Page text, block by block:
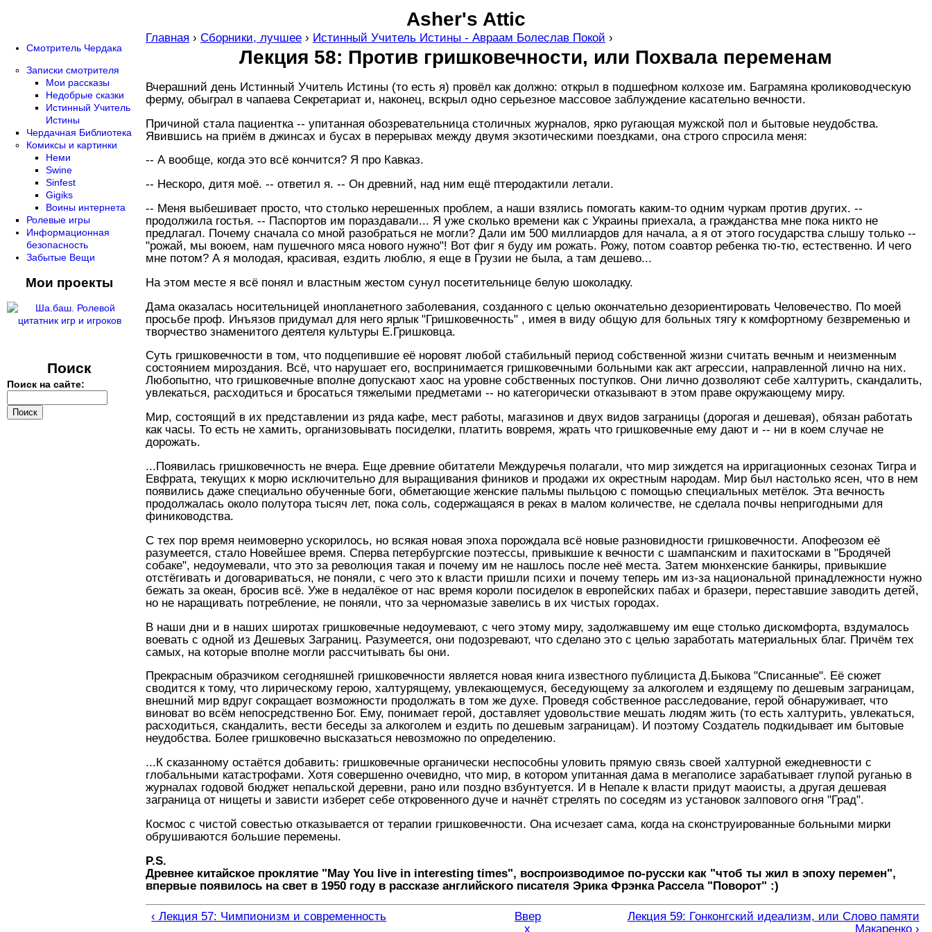
Asher's Attic
Главная › Сборники, лучшее › Истинный Учитель Истины - Авраам Болеслав Покой ›
Лекция 58: Против гришковечности, или Похвала переменам
Вчерашний день Истинный Учитель Истины (то есть я) провёл как должно: открыл в подшефном колхозе им. Баграмяна кролиководческую
ферму, обыграл в чапаева Секретариат и, наконец, вскрыл одно серьезное массовое заблуждение касательно вечности.
Причиной стала пациентка -- упитанная обозревательница столичных журналов, ярко ругающая мужской пол и бытовые неудобства.
Явившись на приём в джинсах и бусах в перерывах между двумя экзотическими поездками, она строго спросила меня:
-- А вообще, когда это всё кончится? Я про Кавказ.
-- Нескоро, дитя моё. -- ответил я. -- Он древний, над ним ещё птеродактили летали.
-- Меня выбешивает просто, что столько нерешенных проблем, а наши взялись помогать каким-то одним чуркам против других. --
продолжила гостья. -- Паспортов им пораздавали... Я уже сколько времени как с Украины приехала, а гражданства мне пока никто не
предлагал. Почему сначала со мной разобраться не могли? Дали им 500 миллиардов для начала, а я от этого государства слышу только --
"рожай, мы воюем, нам пушечного мяса нового нужно"! Вот фиг я буду им рожать. Рожу, потом соавтор ребенка тю-тю, естественно. И чего
мне потом? А я молодая, красивая, ездить люблю, я еще в Грузии не была, а там дешево...
На этом месте я всё понял и властным жестом сунул посетительнице белую шоколадку.
Дама оказалась носительницей инопланетного заболевания, созданного с целью окончательно дезориентировать Человечество. По моей
просьбе проф. Инъязов придумал для него ярлык "Гришковечность" , имея в виду общую для больных тягу к комфортному безвременью и
творчество знаменитого деятеля культуры Е.Гришковца.
Суть гришковечности в том, что подцепившие её норовят любой стабильный период собственной жизни считать вечным и неизменным
состоянием мироздания. Всё, что нарушает его, воспринимается гришковечными больными как акт агрессии, направленной лично на них.
Любопытно, что гришковечные вполне допускают хаос на уровне собственных поступков. Они лично дозволяют себе халтурить, скандалить,
увлекаться, расходиться и бросаться тяжелыми предметами -- но категорически отказывают в этом праве окружающему миру.
Мир, состоящий в их представлении из ряда кафе, мест работы, магазинов и двух видов заграницы (дорогая и дешевая), обязан работать
как часы. То есть не хамить, организовывать посиделки, платить вовремя, жрать что гришковечные ему дают и -- ни в коем случае не
дорожать.
...Появилась гришковечность не вчера. Еще древние обитатели Междуречья полагали, что мир зиждется на ирригационных сезонах Тигра и
Евфрата, текущих к морю исключительно для выращивания фиников и продажи их окрестным народам. Мир был настолько ясен, что в нем
появились даже специально обученные боги, обметающие женские пальмы пыльцою с помощью специальных метёлок. Эта вечность
продолжалась около полутора тысяч лет, пока соль, содержащаяся в реках в малом количестве, не сделала почвы непригодными для
финиководства.
С тех пор время неимоверно ускорилось, но всякая новая эпоха порождала всё новые разновидности гришковечности. Апофеозом её
разумеется, стало Новейшее время. Сперва петербургские поэтессы, привыкшие к вечности с шампанским и пахитосками в "Бродячей
собаке", недоумевали, что это за революция такая и почему им не нашлось после неё места. Затем мюнхенские банкиры, привыкшие
отстёгивать и договариваться, не поняли, с чего это к власти пришли психи и почему теперь им из-за национальной принадлежности нужно
бежать за океан, бросив всё. Уже в недалёкое от нас время короли посиделок в европейских пабах и бразери, переставшие заводить детей,
но не наращивать потребление, не поняли, что за черномазые завелись в их чистых городах.
В наши дни и в наших широтах гришковечные недоумевают, с чего этому миру, задолжавшему им еще столько дискомфорта, вздумалось
воевать с одной из Дешевых Заграниц. Разумеется, они подозревают, что сделано это с целью заработать материальных благ. Причём тех
самых, на которые вполне могли рассчитывать бы они.
Прекрасным образчиком сегодняшней гришковечности является новая книга известного публициста Д.Быкова "Списанные". Её сюжет
сводится к тому, что лирическому герою, халтурящему, увлекающемуся, беседующему за алкоголем и ездящему по дешевым заграницам,
внешний мир вдруг сокращает возможности продолжать в том же духе. Проведя собственное расследование, герой обнаруживает, что
виноват во всём непосредственно Бог. Ему, понимает герой, доставляет удовольствие мешать людям жить (то есть халтурить, увлекаться,
расходиться, скандалить, вести беседы за алкоголем и ездить по дешевым заграницам). И поэтому Создатель подкидывает им бытовые
неудобства. Более гришковечно высказаться невозможно по определению.
...К сказанному остаётся добавить: гришковечные органически неспособны уловить прямую связь своей халтурной ежедневности с
глобальными катастрофами. Хотя совершенно очевидно, что мир, в котором упитанная дама в мегаполисе зарабатывает глупой руганью в
журналах годовой бюджет непальской деревни, рано или поздно взбунтуется. И в Непале к власти придут маоисты, а другая дешевая
заграница от нищеты и зависти изберет себе откровенного дуче и начнёт стрелять по соседям из установок залпового огня "Град".
Космос с чистой совестью отказывается от терапии гришковечности. Она исчезает сама, когда на сконструированные больными мирки
обрушиваются большие перемены.
P.S.
Древнее китайское проклятие "May You live in interesting times", воспроизводимое по-русски как "чтоб ты жил в эпоху перемен",
впервые появилось на свет в 1950 году в рассказе английского писателя Эрика Фрэнка Рассела "Поворот" :)
‹ Лекция 57: Чимпионизм и современность
Ввер
х
Лекция 59: Гонконгский идеализм, или Слово памяти
Макаренко ›
Смотритель Чердака
Записки смотрителя
Мои рассказы
Недобрые сказки
Истинный Учитель
Истины
Чердачная Библиотека
Комиксы и картинки
Неми
Swine
Sinfest
Gigiks
Воины интернета
Ролевые игры
Информационная
безопасность
Забытые Вещи
Мои проекты
Поиск
Поиск на сайте: